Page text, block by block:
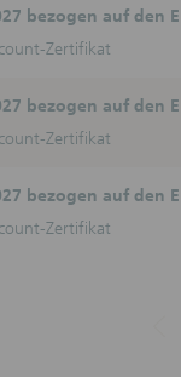
nicht
bezogen auf den
Zertifikat
bezogen auf den
Zertifikat
bezogen auf den
Zertifikat